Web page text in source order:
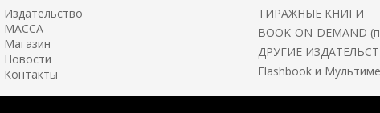
Издательство
MACCA
Магазин
Новости
Контакты
ТИРАЖНЫЕ КНИГИ
BOOK-ON-DEMAND
ДРУГИЕ
Flashbook и